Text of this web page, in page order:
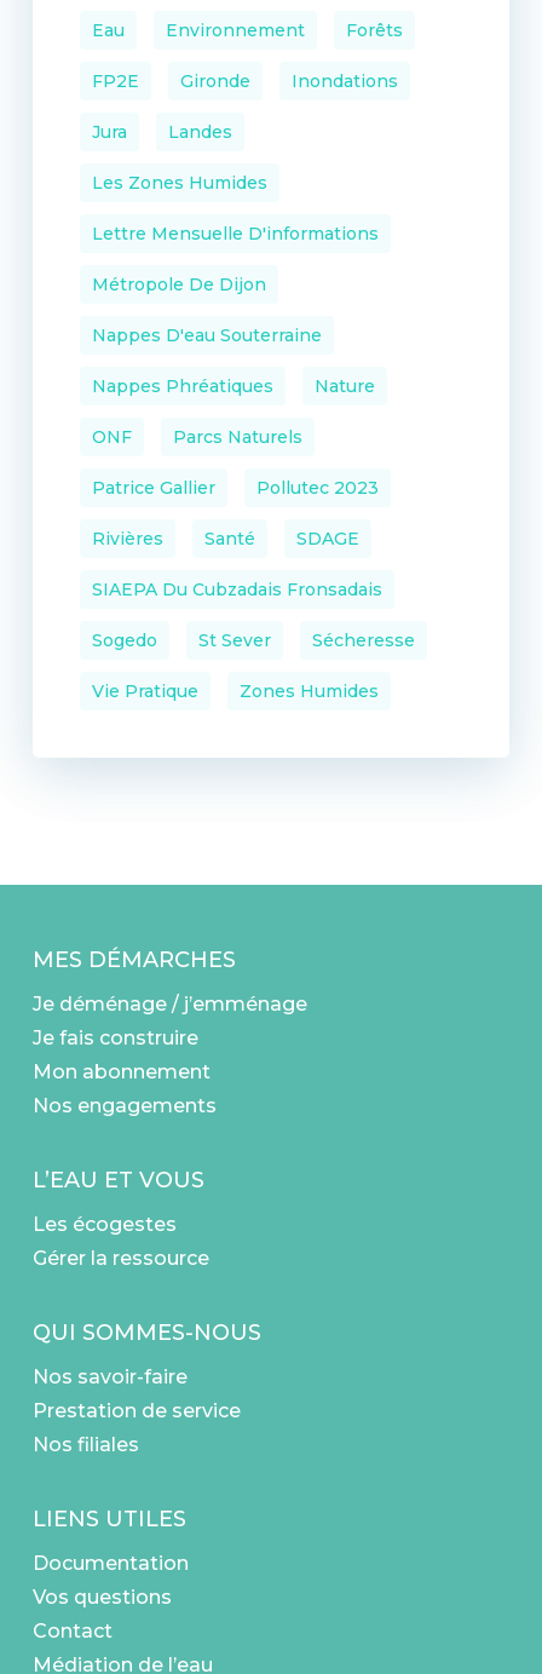
Eau Environnement Forêts
FP2E Gironde Inondations
Jura Landes
Les Zones Humides
Lettre Mensuelle D'informations
Métropole De Dijon
Nappes D'eau Souterraine
Nappes Phréatiques Nature
ONF Parcs Naturels
Patrice Gallier Pollutec 2023
Rivières Santé SDAGE
SIAEPA Du Cubzadais Fronsadais
Sogedo St Sever Sécheresse
Vie Pratique Zones Humides
MES DÉMARCHES
Je déménage / j’emménage
Je fais construire
Mon abonnement
Nos engagements
L’EAU ET VOUS
Les écogestes
Gérer la ressource
QUI SOMMES-NOUS
Nos savoir-faire
Prestation de service
Nos filiales
LIENS UTILES
Documentation
Vos questions
Contact
Médiation de l’eau